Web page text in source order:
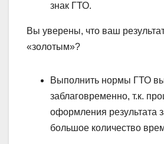
знак ГТО.
Вы уверены, что ваш
«золотым»?
Выполнить нормы ГТО
заблаговременно, т.к.
оформления результата
большое количество